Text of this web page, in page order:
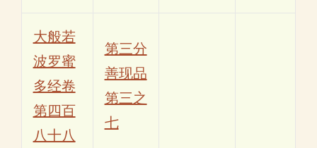
大般若
波罗蜜
多经卷
第四百
八十八
第三分
善现品
第三之
七